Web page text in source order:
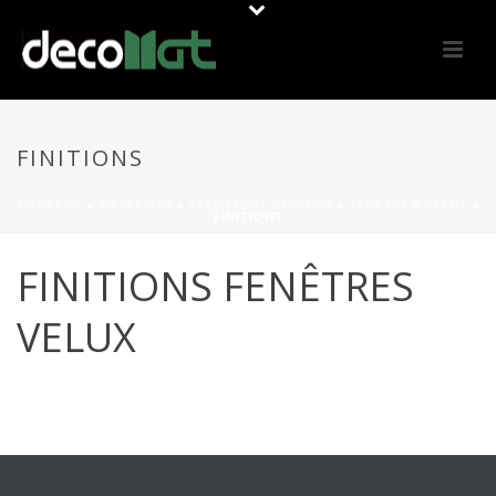
FINITIONS
FINITIONS FENÊTRES
VELUX